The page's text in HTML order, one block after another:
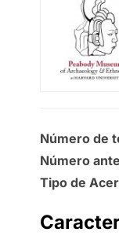
Número de
Número
Tipo de